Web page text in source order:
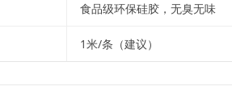
食品级环保硅胶，无臭无味
1米/条（建议）